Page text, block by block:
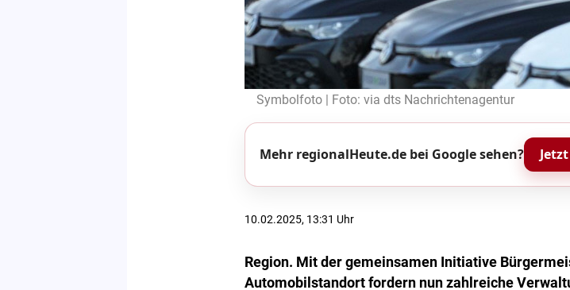
Symbolfoto | Foto: via dts Nachrichtenagentur
Mehr regionalHeute.de bei Google sehen?
10.02.2025, 13:31 Uhr
Region. Mit der gemeinsamen Initiative
Automobilstandort fordern nun zahlreiche